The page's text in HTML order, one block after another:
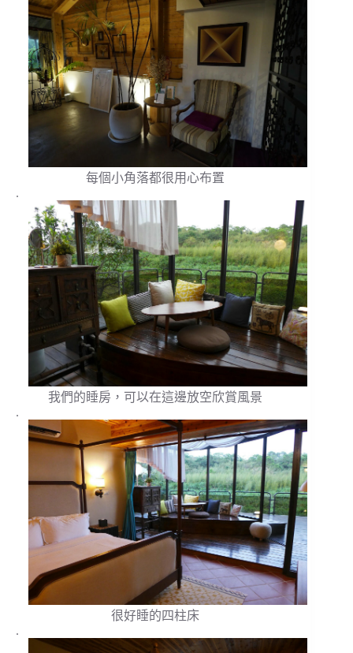
每個小角落都很用心布置
.
我們的睡房，可以在這邊放空欣賞風景
.
很好睡的四柱床
.